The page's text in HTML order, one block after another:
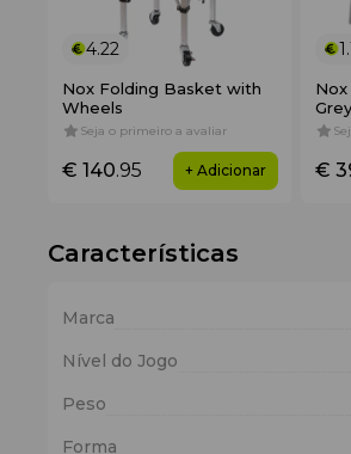
4.22
Nox Folding Basket with
Wheels
Seja o primeiro a avaliar
€ 140.95 + Adicionar
Grey
€
Características
Marca
Nível do Jogo
Peso
Forma